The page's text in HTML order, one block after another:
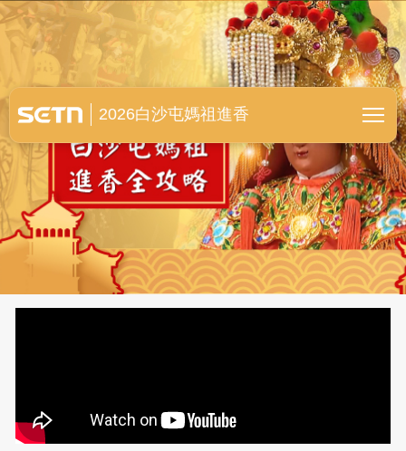
白沙屯媽祖進香全紀錄
2026白沙屯媽祖進香